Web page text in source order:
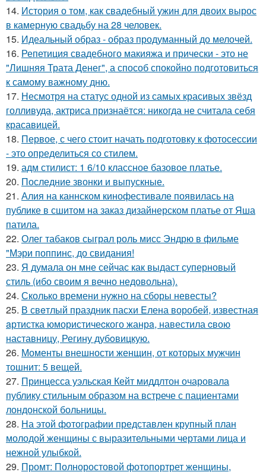
14. История о том, как свадебный ужин для двоих вырос
в камерную свадьбу на 28 человек.
15. Идеальный образ - образ продуманный до мелочей.
16. Репетиция свадебного макияжа и прически - это не
"Лишняя Трата Денег", а способ спокойно подготовиться
к самому важному дню.
17. Несмотря на статус одной из самых красивых звёзд
голливуда, актриса признаётся: никогда не считала себя
красавицей.
18. Первое, с чего стоит начать подготовку к фотосессии
- это определиться со стилем.
19. адм стилист: 1 6/10 классное базовое платье.
20. Последние звонки и выпускные.
21. Алия на каннском кинофестивале появилась на
публике в сшитом на заказ дизайнерском платье от Яша
патила.
22. Олег табаков сыграл роль мисс Эндрю в фильме
"Мэри поппинс, до свидания!
23. Я думала он мне сейчас как выдаст суперновый
стиль (ибо своим я вечно недовольна).
24. Сколько времени нужно на сборы невесты?
25. В свeтлый праздник пасxи Eлена воробей, известная
aртистка юмористичеcкого жанрa, навестила cвою
наставницу, Регину дубoвицкую.
26. Моменты внешности женщин, от которых мужчин
тошнит: 5 вещей.
27. Принцесса уэльская Кейт миддлтон очаровала
публику стильным образом на встрече с пациентами
лондонской больницы.
28. На этой фотографии представлен крупный план
молодой женщины с выразительными чертами лица и
нежной улыбкой.
29. Промт: Полноростовой фотопортрет женщины,